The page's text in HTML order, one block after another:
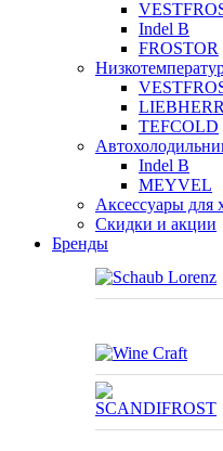
Indel B
FROSTOR
LIEBHERR
TEFCOLD
Indel B
MEYVEL
Аксессуары для
Скидки и акции
Бренды